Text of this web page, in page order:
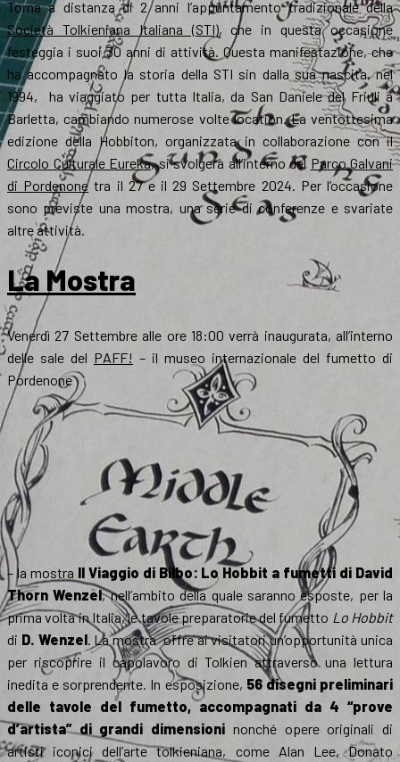
Torna a distanza di 2 anni l’appuntamento tradizionale della
Società Tolkieniana Italiana (STI), che in questa occasione
festeggia i suoi 30 anni di attività. Questa manifestazione, che
ha accompagnato la storia della STI sin dalla sua nascita, nel
1994, ha viaggiato per tutta Italia, da San Daniele del Friuli a
Barletta, cambiando numerose volte location. La ventottesima
edizione della Hobbiton, organizzata in collaborazione con il
Circolo Culturale Eureka, si svolgerà all’interno del Parco Galvani
di Pordenonetra il 27 e il 29 Settembre 2024. Per l’occasione
sono previste una mostra, una serie di conferenze e svariate
altre attività.
La Mostra
Venerdì 27 Settembre alle ore 18:00 verrà inaugurata, all’interno
delle sale del PAFF! – il museo internazionale del fumetto di
Pordenone
– la mostra Il Viaggio di Bilbo: Lo Hobbit a fumetti di David
Thorn Wenzel, nell’ambito della quale saranno esposte, per la
prima volta in Italia, le tavole preparatorie del fumetto Lo Hobbit
di D. Wenzel. La mostra offre ai visitatori un’opportunità unica
per riscoprire il capolavoro di Tolkien attraverso una lettura
inedita e sorprendente. In esposizione, 56 disegni preliminari
delle tavole del fumetto, accompagnati da 4 “prove
d’artista” di grandi dimensioni nonché opere originali di
artisti iconici dell’arte tolkieniana, come Alan Lee, Donato